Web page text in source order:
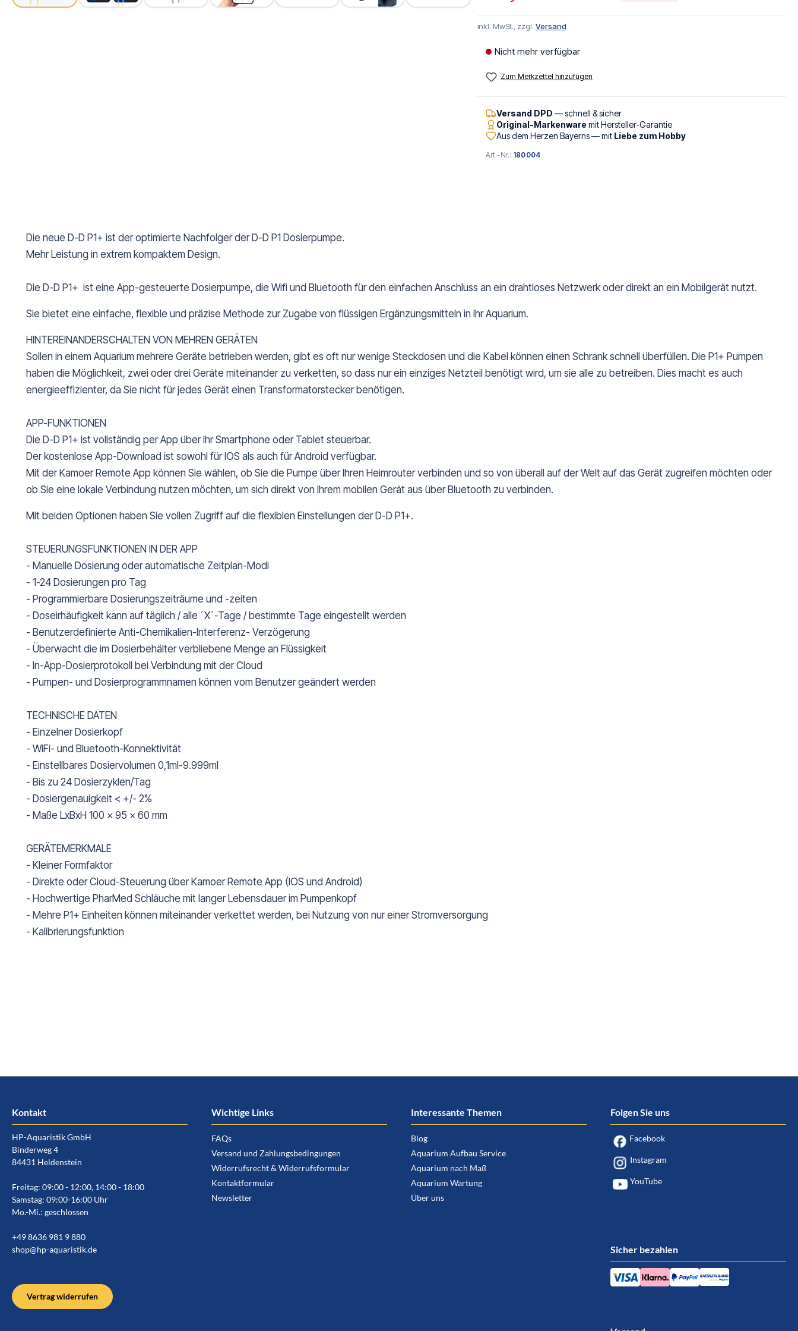
inkl. MwSt., zzgl. Versand
Nicht mehr verfügbar
Zum Merkzettel hinzufügen
Versand DPD — schnell & sicher
Original-Markenwaremit Hersteller-Garantie
Aus dem Herzen Bayerns — mit Liebe zum Hobby
Art.-Nr.: 180004
Die neue D-D P1+ ist der optimierte Nachfolger der D-D P1 Dosierpumpe.
Mehr Leistung in extrem kompaktem Design.
Die D-D P1+ ist eine App-gesteuerte Dosierpumpe, die Wifi und Bluetooth für den einfachen Anschluss an ein drahtloses Netzwerk oder direkt an ein Mobilgerät nutzt.
Sie bietet eine einfache, flexible und präzise Methode zur Zugabe von flüssigen Ergänzungsmitteln in Ihr Aquarium.
HINTEREINANDERSCHALTEN VON MEHREN GERÄTEN
Sollen in einem Aquarium mehrere Geräte betrieben werden, gibt es oft nur wenige Steckdosen und die Kabel können einen Schrank schnell überfüllen. Die P1+ Pumpen
haben die Möglichkeit, zwei oder drei Geräte miteinander zu verketten, so dass nur ein einziges Netzteil benötigt wird, um sie alle zu betreiben. Dies macht es auch
energieeffizienter, da Sie nicht für jedes Gerät einen Transformatorstecker benötigen.
APP-FUNKTIONEN
Die D-D P1+ ist vollständig per App über Ihr Smartphone oder Tablet steuerbar.
Der kostenlose App-Download ist sowohl für IOS als auch für Android verfügbar.
Mit der Kamoer Remote App können Sie wählen, ob Sie die Pumpe über Ihren Heimrouter verbinden und so von überall auf der Welt auf das Gerät zugreifen möchten oder
ob Sie eine lokale Verbindung nutzen möchten, um sich direkt von Ihrem mobilen Gerät aus über Bluetooth zu verbinden.
Mit beiden Optionen haben Sie vollen Zugriff auf die flexiblen Einstellungen der D-D P1+.
STEUERUNGSFUNKTIONEN IN DER APP
- Manuelle Dosierung oder automatische Zeitplan-Modi
- 1-24 Dosierungen pro Tag
- Programmierbare Dosierungszeiträume und -zeiten
- Doseirhäufigkeit kann auf täglich / alle ´X´-Tage / bestimmte Tage eingestellt werden
- Benutzerdefinierte Anti-Chemikalien-Interferenz- Verzögerung
- Überwacht die im Dosierbehälter verbliebene Menge an Flüssigkeit
- In-App-Dosierprotokoll bei Verbindung mit der Cloud
- Pumpen- und Dosierprogrammnamen können vom Benutzer geändert werden
TECHNISCHE DATEN
- Einzelner Dosierkopf
- WiFi- und Bluetooth-Konnektivität
- Einstellbares Dosiervolumen 0,1ml-9.999ml
- Bis zu 24 Dosierzyklen/Tag
- Dosiergenauigkeit < +/- 2%
- Maße LxBxH 100 x 95 x 60 mm
GERÄTEMERKMALE
- Kleiner Formfaktor
- Direkte oder Cloud-Steuerung über Kamoer Remote App (IOS und Android)
- Hochwertige PharMed Schläuche mit langer Lebensdauer im Pumpenkopf
- Mehre P1+ Einheiten können miteinander verkettet werden, bei Nutzung von nur einer Stromversorgung
- Kalibrierungsfunktion
Kontakt
HP-Aquaristik GmbH
Binderweg 4
84431 Heldenstein
Freitag: 09:00 - 12:00, 14:00 - 18:00
Samstag: 09:00-16:00 Uhr
Mo.-Mi.: geschlossen
+49 8636 981 9 880
shop@hp-aquaristik.de
Vertrag widerrufen
Wichtige Links
FAQs
Versand und Zahlungsbedingungen
Widerrufsrecht & Widerrufsformular
Kontaktformular
Newsletter
Interessante Themen
Blog
Aquarium Aufbau Service
Aquarium nach Maß
Aquarium Wartung
Über uns
Folgen Sie uns
Facebook
Instagram
YouTube
Sicher bezahlen